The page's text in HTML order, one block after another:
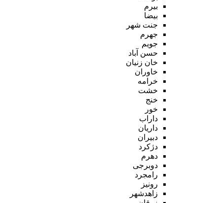
بیرم
بیضا
جنت شهر
جهرم
جویم
حسن آباد
خان زنیان
خاوران
خرامه
خشت
خنج
خور
داراب
داریان
دبیران
دژکرد
دهرم
دوبرجی
رامجرد
رونیز
زاهدشهر